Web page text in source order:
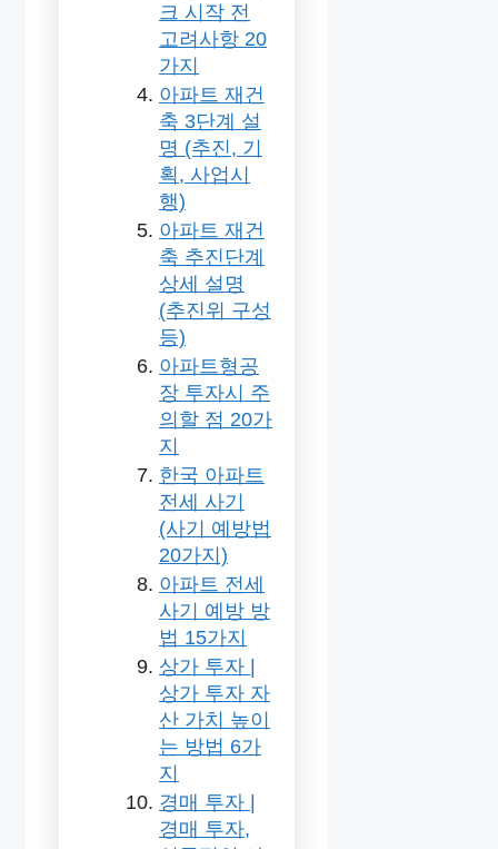
크 시작 전
고려사항 20
가지
아파트 재건
축 3단계 설
명 (추진, 기
획, 사업시
행)
아파트 재건
축 추진단계
상세 설명
(추진위 구성
등)
아파트형공
장 투자시 주
의할 점 20가
지
한국 아파트
전세 사기
(사기 예방법
20가지)
아파트 전세
사기 예방 방
법 15가지
상가 투자 |
상가 투자 자
산 가치 높이
는 방법 6가
지
경매 투자 |
경매 투자,